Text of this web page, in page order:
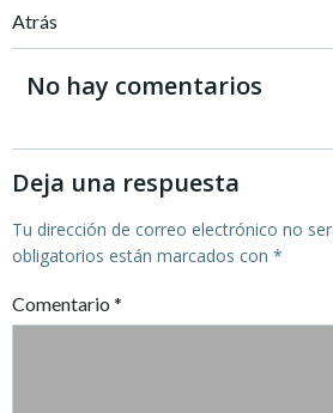
Navegación
de
entradas
Atrás
No hay comentarios
Deja una respuesta
Tu dirección de correo electrónico no
obligatorios están marcados con *
Comentario *